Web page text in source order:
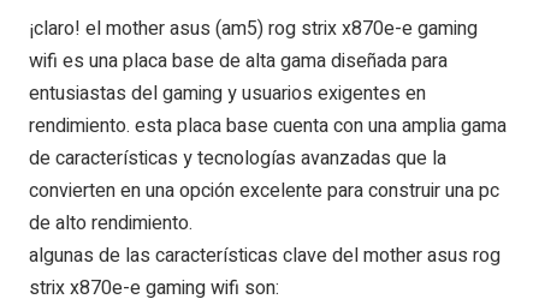
¡claro! el mother asus (am5) rog strix x870e-e gaming
wifi es una placa base de alta gama diseñada para
entusiastas del gaming y usuarios exigentes en
rendimiento. esta placa base cuenta con una amplia gama
de características y tecnologías avanzadas que la
convierten en una opción excelente para construir una pc
de alto rendimiento.
algunas de las características clave del mother asus rog
strix x870e-e gaming wifi son: